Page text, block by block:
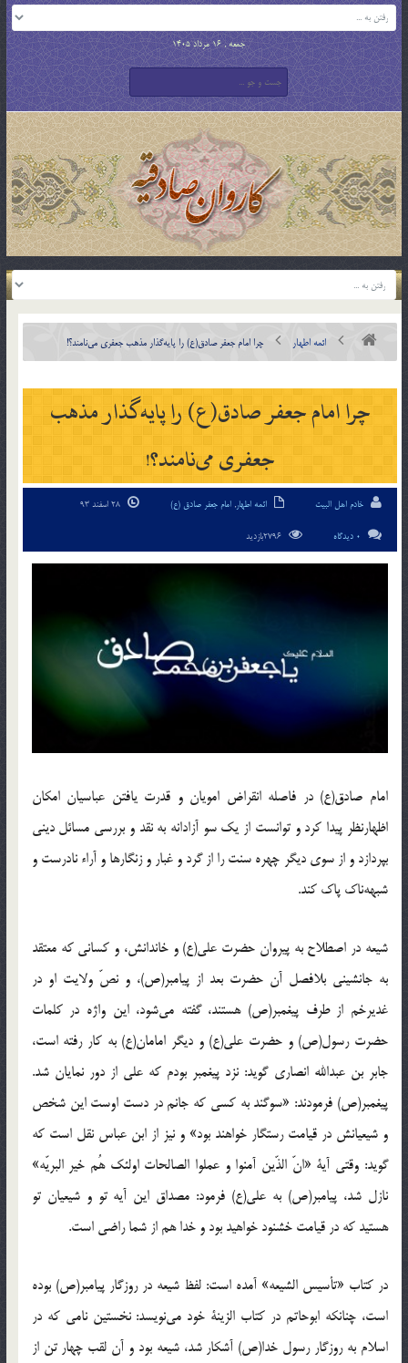
جمعه , 16 مرداد 1405
ائمه اطهار چرا امام جعفر صادق(ع) را پایه‌گذار مذهب جعفری می‌نامند؟!
چرا امام جعفر صادق(ع) را پایه‌گذار مذهب
جعفری می‌نامند؟!
خادم اهل البیت ائمه اطهار, امام جعفر صادق (ع)
0 دیدگاه
امام صادق(ع) در فاصله انقراض امویان و قدرت یافتن عباسیان امکان
اظهارنظر پیدا کرد و توانست از یک سو آزادانه به نقد و بررسی مسائل دینی
بپردازد و از سوی دیگر چهره سنت را از گرد و غبار و زنگارها و آراء نادرست و
شبهه‌ناک پاک کند.
شیعه در اصطلاح به پیروان حضرت علی(ع) و خاندانش، و کسانی که معتقد
به جانشینی بلافصل آن حضرت بعد از پیامبر(ص)، و نصّ ولایت او در
غدیرخم از طرف پیغمبر(ص) هستند، گفته می‌شود، این واژه در کلمات
حضرت رسول(ص) و حضرت علی(ع) و دیگر امامان(ع) به کار رفته است،
جابر بن عبدالله انصاری گوید: نزد پیغمبر بودم که علی از دور نمایان شد.
پیغمبر(ص) فرمودند: «سوگند به کسی که جانم در دست اوست این شخص
و شیعیانش در قیامت رستگار خواهند بود» و نیز از ابن عباس نقل است که
گوید: وقتی آیة «انّ الذّین آمنوا و عملوا الصالحات اولئک هُم خیر البریّه»
نازل شد، پیامبر(ص) به علی(ع) فرمود: مصداق این آیه تو و شیعیان تو
هستید که در قیامت خشنود خواهید بود و خدا هم از شما راضی است.
در کتاب «تأسیس الشیعه» آمده است: لفظ شیعه در روزگار پیامبر(ص) بوده
است، چنانکه ابوحاتم در کتاب الزینة خود می‌نویسد: نخستین نامی که در
اسلام به روزگار رسول خدا(ص) آشکار شد، شیعه بود و آن لقب چهار تن از